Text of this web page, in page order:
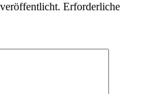
Erforderliche